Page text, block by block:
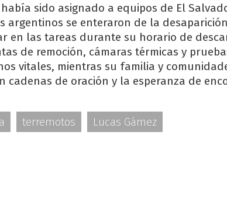
había sido asignado a equipos de El
argentinos se enteraron de la
en las tareas durante su horario de
de remoción, cámaras térmicas y
vitales, mientras su familia y
cadenas de oración y la esperanza de
terremotos Lucas Gámez